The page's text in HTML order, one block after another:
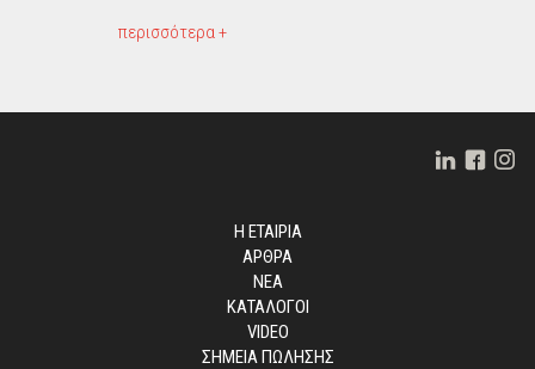
περισσότερα +
Η ΕΤΑΙΡΙΑ
ΑΡΘΡΑ
ΝΕΑ
ΚΑΤΑΛΟΓΟΙ
VIDEO
ΣΗΜΕΙΑ ΠΩΛΗΣΗΣ